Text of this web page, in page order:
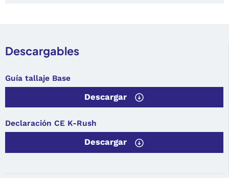
Descargables
Guía tallaje Base
Descargar
Declaración CE K-Rush
Descargar